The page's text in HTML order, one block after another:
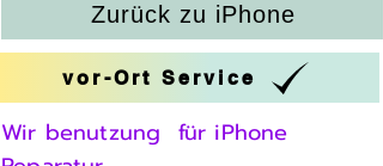
Zurück zu iPhone
vor-Ort Service
Wir benutzung für iPhone